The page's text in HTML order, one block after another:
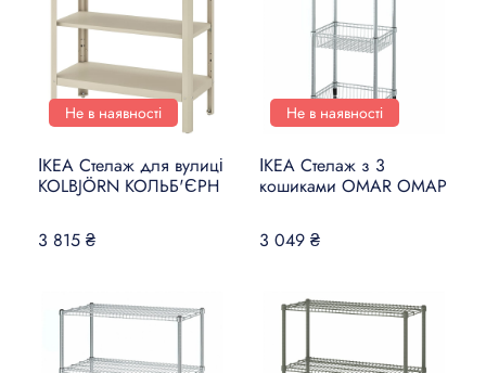
Не в наявності
ІКЕА Стелаж для вулиці
KOLBJÖRN КОЛЬБ'ЄРН
3 815 ₴
Не в наявності
ІКЕА Стелаж з 3
кошиками OMAR ОМАР
3 049 ₴